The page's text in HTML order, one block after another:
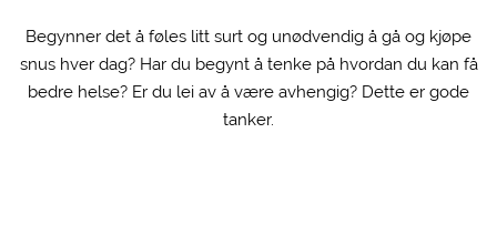
Begynner det å føles litt surt og unødvendig å gå og kjøpe
snus hver dag? Har du begynt å tenke på hvordan du kan få
bedre helse? Er du lei av å være avhengig? Dette er gode
tanker.